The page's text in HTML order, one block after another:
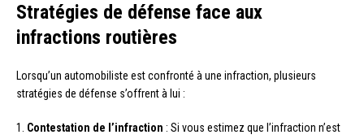
Stratégies de défense face aux
infractions routières
Lorsqu’un automobiliste est confronté à une infraction, plusieurs
stratégies de défense s’offrent à lui :
1. Contestation de l’infraction : Si vous estimez que l’infraction n’est